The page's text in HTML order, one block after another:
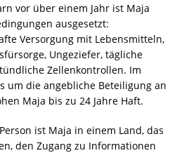
vor über einem Jahr ist Maja
ausgesetzt:
Versorgung mit Lebensmitteln,
Ungeziefer, tägliche
Zellenkontrollen. Im
um die angebliche Beteiligung an
Maja bis zu 24 Jahre Haft.
ist Maja in einem Land, das
den Zugang zu Informationen